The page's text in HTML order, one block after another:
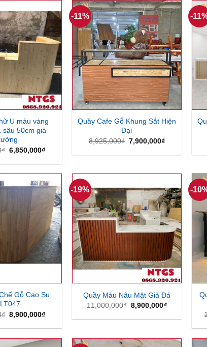
2,750,000₫.
4,200,000₫.
U màu vàng
sâu 50cm giá
₫ Giá
gốc
là:
6,850,000₫Giá
tại
6,850,000₫.
-11%
Quầy Cafe Gỗ Khung Sắt Hiện
Đại
8,925,000₫ Giá
gốc
là:
7,900,000₫Giá
tại
-
Gỗ Cao Su
₫ Giá
là:
8,900,000₫Giá
tại
8,900,000₫.
-19%
Quầy Màu Nâu Mặt Giả Đá
11,000,000₫ Giá
là:
8,900,000₫Giá
tại
-